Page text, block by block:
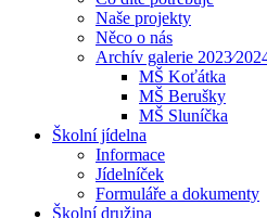
Naše projekty
Něco o nás
Archív galerie
MŠ Koťátka
MŠ Berušky
MŠ Sluníčka
Školní jídelna
Informace
Jídelníček
Formuláře a dokumenty
Školní družina